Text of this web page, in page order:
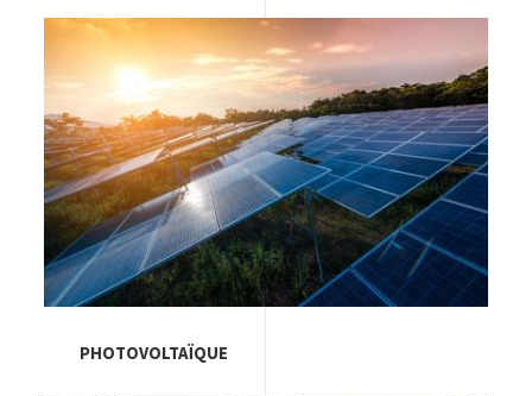
Image
PHOTOVOLTAÏQUE